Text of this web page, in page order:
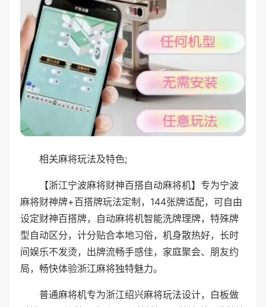
相关麻将玩法及特色;
【浙江宁波麻将财神百搭自动麻将机】专为宁波
麻将财神牌+百搭牌玩法定制，144张牌适配，可自由
设定财神百搭牌，自动麻将机智能洗牌理牌，特殊牌
型自动区分，计分贴合本地习俗，机身散热好，长时
间娱乐不发烫，出牌流畅手感佳，家庭聚会、朋友约
局，畅快体验浙江麻将独特魅力。
普通麻将机专为浙江绍兴麻将玩法设计，白板做